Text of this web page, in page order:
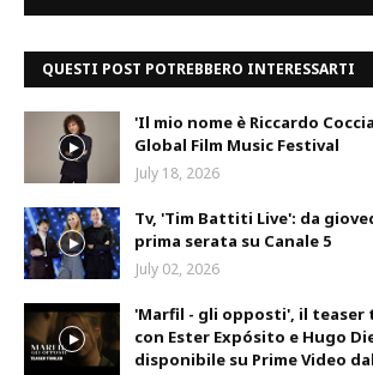
QUESTI POST POTREBBERO INTERESSARTI
'Il mio nome è Riccardo
Global Film Music Festival
July 18, 2026
Tv, 'Tim Battiti Live': da
prima serata su Canale 5
July 02, 2026
'Marfil - gli opposti', il teaser
con Ester Expósito e Hugo
disponibile su Prime Video